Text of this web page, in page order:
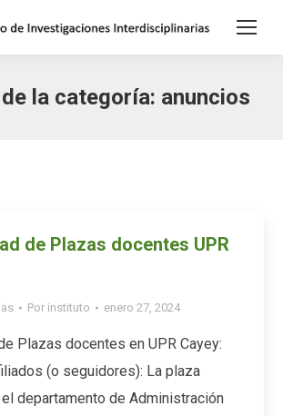
la categoría: anuncios
de Plazas docentes UPR
Por instituto enero 27, 2024
Plazas docentes en UPR Cayey:
(o seguidores): La plaza
el departamento de Administración